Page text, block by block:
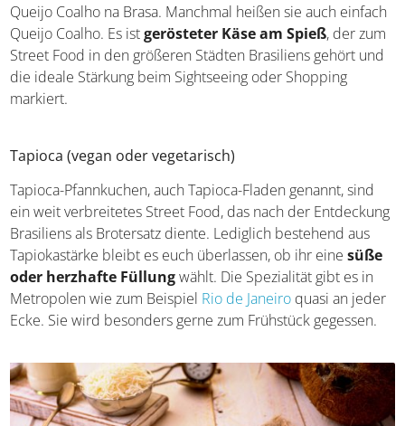
Queijo Coalho na Brasa. Manchmal heißen sie auch
einfach Queijo Coalho. Es istgerösteter Käse am Spieß,
der zum Street Food in den größeren Städten Brasiliens
gehört und die ideale Stärkung beim Sightseeing oder
Shopping markiert.
Tapioca (vegan oder vegetarisch)
Tapioca-Pfannkuchen, auch Tapioca-Fladen genannt, sind
ein weit verbreitetes Street Food, das nach der
Entdeckung Brasiliens als Brotersatz diente. Lediglich
bestehend aus Tapiokastärke bleibt es euch überlassen,
ob ihr einesüße oder herzhafte Füllungwählt. Die
Spezialität gibt es in Metropolen wie zum BeispielRio de
Janeiroquasi an jeder Ecke. Sie wird besonders gerne